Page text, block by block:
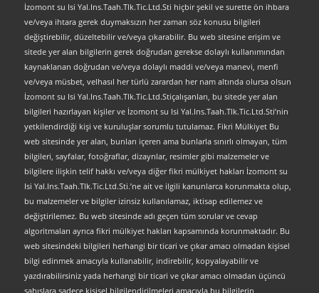
İzomont su Isi Yal.Ins.Taah.Tlk.Tic.Ltd.Sti hiçbir şekil ve surette ön ihbara
ve/veya ihtara gerek duymaksızın her zaman söz konusu bilgileri
değiştirebilir, düzeltebilir ve/veya çıkarabilir. Bu web sitesine erişim ve
sitede yer alan bilgilerin gerek doğrudan gerekse dolaylı kullanımından
kaynaklanan doğrudan ve/veya dolaylı maddi ve/veya manevi, menfi
ve/veya müsbet, velhasıl her türlü zarardan her nam altında olursa olsun
İzomont su Isi Yal.Ins.Taah.Tlk.Tic.Ltd.Stiçalışanları, bu sitede yer alan
bilgileri hazırlayan kişiler ve İzomont su Isi Yal.Ins.Taah.Tlk.Tic.Ltd.Sti’nin
yetkilendirdiği kişi ve kuruluşlar sorumlu tutulamaz. Fikri Mülkiyet Bu
web sitesinde yer alan, bunları içeren ama bunlarla sınırlı olmayan, tüm
bilgileri, sayfalar, fotoğraflar, dizaynlar, resimler gibi malzemeler ve
bilgilere ilişkin telif hakkı ve/veya diğer fikri mülkiyet hakları İzomont su
Isi Yal.Ins.Taah.Tlk.Tic.Ltd.Sti.’ne ait ve ilgili kanunlarca korunmakta olup,
bu malzemeler ve bilgiler izinsiz kullanılamaz, iktisap edilemez ve
değiştirilemez. Bu web sitesinde adı geçen tüm sorular ve cevap
algoritmaları ayrıca fikri mülkiyet hakları kapsamında korunmaktadır. Bu
web sitesindeki bilgileri herhangi bir ticari ve çıkar amacı olmadan kişisel
bilgi edinmek amacıyla kullanabilir, indirebilir, kopyalayabilir ve
yazdırabilirsiniz yada herhangi bir ticari ve çıkar amacı olmadan üçüncü
şahıslara sadece kişisel bilgilendirilmeleri amacıyla bu bilgilerin